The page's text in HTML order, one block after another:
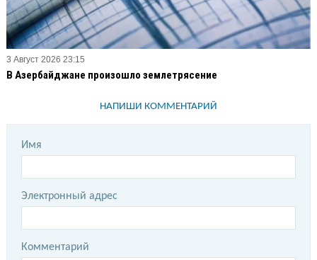
3 Август 2026 23:15
В Азербайджане произошло землетрясение
НАПИШИ КОММЕНТАРИЙ
Имя
Электронный адрес
Комментарий